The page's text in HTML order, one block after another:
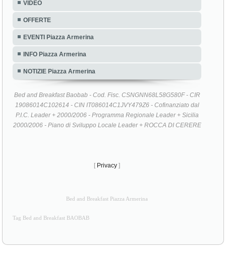
OFFERTE
EVENTI Piazza Armerina
INFO Piazza Armerina
NOTIZIE Piazza Armerina
Bed and Breakfast Baobab - Cod. Fisc. CSNGNN68L58G580F - CIR
P.I.C. Leader + 2000/2006 - Programma Regionale Leader + Sicilia
2000/2006 - Piano di Sviluppo Locale Leader + ROCCA DI CERERE
Tag Bed and Breakfast BAOBAB